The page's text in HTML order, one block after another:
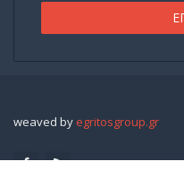
weaved by egritosgroup.gr